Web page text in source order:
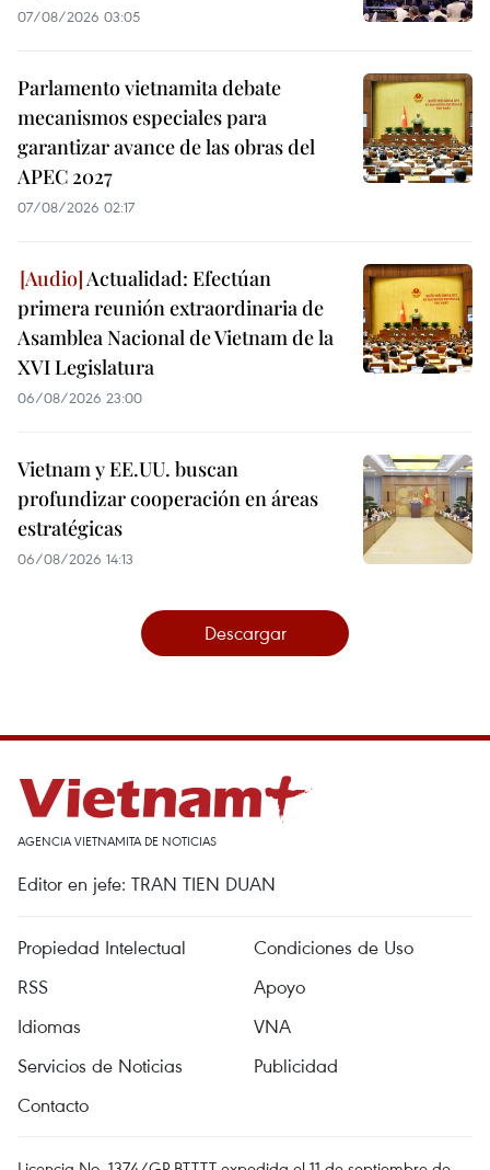
07/08/2026 03:05
Parlamento vietnamita debate
mecanismos especiales para
garantizar avance de las obras del
APEC 2027
07/08/2026 02:17
Actualidad: Efectúan
primera reunión extraordinaria de
Asamblea Nacional de Vietnam de la
XVI Legislatura
06/08/2026 23:00
Vietnam y EE.UU. buscan
profundizar cooperación en áreas
estratégicas
06/08/2026 14:13
Descargar
AGENCIA VIETNAMITA DE NOTICIAS
Editor en jefe: TRAN TIEN DUAN
Propiedad Intelectual
Condiciones de Uso
RSS
Apoyo
Idiomas
VNA
Servicios de Noticias
Publicidad
Contacto